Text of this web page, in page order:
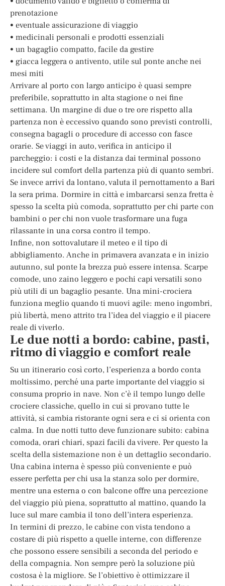
prenotazione
• eventuale assicurazione di viaggio
• medicinali personali e prodotti essenziali
• un bagaglio compatto, facile da gestire
• giacca leggera o antivento, utile sul ponte anche nei
mesi miti
Arrivare al porto con largo anticipo è quasi sempre
preferibile, soprattutto in alta stagione o nei fine
settimana. Un margine di due o tre ore rispetto alla
partenza non è eccessivo quando sono previsti controlli,
consegna bagagli o procedure di accesso con fasce
orarie. Se viaggi in auto, verifica in anticipo il
parcheggio: i costi e la distanza dai terminal possono
incidere sul comfort della partenza più di quanto sembri.
Se invece arrivi da lontano, valuta il pernottamento a Bari
la sera prima. Dormire in città e imbarcarsi senza fretta è
spesso la scelta più comoda, soprattutto per chi parte con
bambini o per chi non vuole trasformare una fuga
rilassante in una corsa contro il tempo.
Infine, non sottovalutare il meteo e il tipo di
abbigliamento. Anche in primavera avanzata e in inizio
autunno, sul ponte la brezza può essere intensa. Scarpe
comode, uno zaino leggero e pochi capi versatili sono
più utili di un bagaglio pesante. Una mini-crociera
funziona meglio quando ti muovi agile: meno ingombri,
più libertà, meno attrito tra l’idea del viaggio e il piacere
reale di viverlo.
Le due notti a bordo: cabine, pasti,
ritmo di viaggio e comfort reale
Su un itinerario così corto, l’esperienza a bordo conta
moltissimo, perché una parte importante del viaggio si
consuma proprio in nave. Non c’è il tempo lungo delle
crociere classiche, quello in cui si provano tutte le
attività, si cambia ristorante ogni sera e ci si orienta con
calma. In due notti tutto deve funzionare subito: cabina
comoda, orari chiari, spazi facili da vivere. Per questo la
scelta della sistemazione non è un dettaglio secondario.
Una cabina interna è spesso più conveniente e può
essere perfetta per chi usa la stanza solo per dormire,
mentre una esterna o con balcone offre una percezione
del viaggio più piena, soprattutto al mattino, quando la
luce sul mare cambia il tono dell’intera esperienza.
In termini di prezzo, le cabine con vista tendono a
costare di più rispetto a quelle interne, con differenze
che possono essere sensibili a seconda del periodo e
della compagnia. Non sempre però la soluzione più
costosa è la migliore. Se l’obiettivo è ottimizzare il